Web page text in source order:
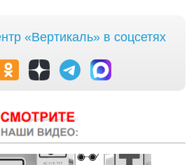
«Вертикаль» в соцсетях